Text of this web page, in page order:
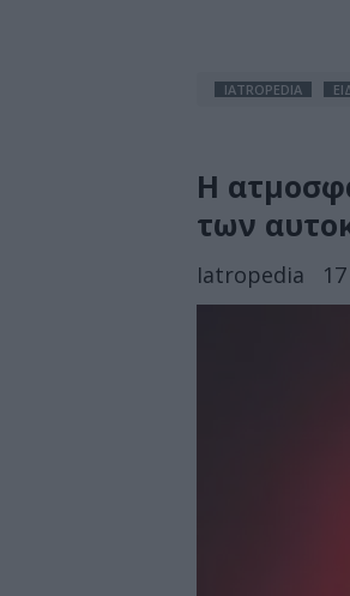
IATROPEDIA
Η
των
Iatropedia